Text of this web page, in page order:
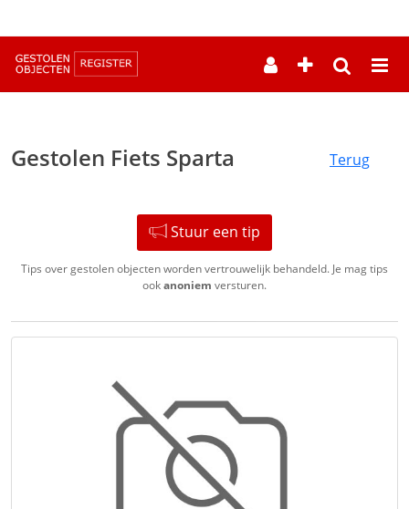
Gestolen Fiets Sparta Terug
Stuur een tip
Tips over gestolen objecten worden vertrouwelijk behandeld. Je mag tips
ookanoniem versturen.